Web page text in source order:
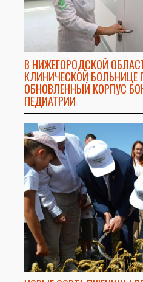
В НИЖЕГОРОДСКОЙ
КЛИНИЧЕСКОЙ БОЛЬНИЦЕ
ОБНОВЛЕННЫЙ КОРПУС
ПЕДИАТРИИ